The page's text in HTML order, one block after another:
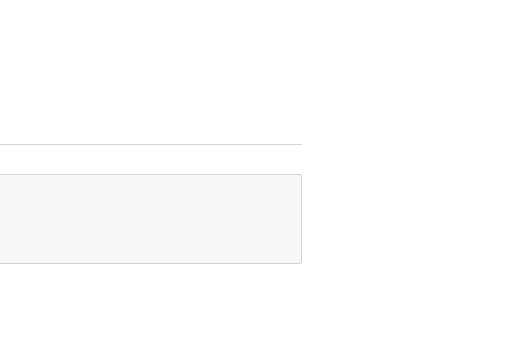
spring, new beginnings,
for attracting wealth and
relationships, opportunities, and
their luck.
such as festivals, the start of
that embodies beautiful
thread" or "long-life thread," and